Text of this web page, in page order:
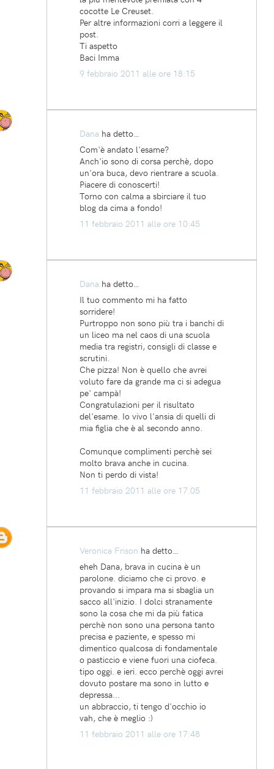
cocotte Le Creuset.
Per altre informazioni corri a leggere il
post.
Ti aspetto
Baci Imma
9 febbraio 2011 alle ore 18:15
Dana ha detto…
Com'è andato l'esame?
Anch'io sono di corsa perchè, dopo
un'ora buca, devo rientrare a scuola.
Piacere di conoscerti!
Torno con calma a sbirciare il tuo
blog da cima a fondo!
11 febbraio 2011 alle ore 10:45
Dana ha detto…
Il tuo commento mi ha fatto
sorridere!
Purtroppo non sono più tra i banchi di
un liceo ma nel caos di una scuola
media tra registri, consigli di classe e
scrutini.
Che pizza! Non è quello che avrei
voluto fare da grande ma ci si adegua
pe' campà!
Congratulazioni per il risultato
del'esame. Io vivo l'ansia di quelli di
mia figlia che è al secondo anno.
Comunque complimenti perchè sei
molto brava anche in cucina.
Non ti perdo di vista!
11 febbraio 2011 alle ore 17:05
Veronica Frison ha detto…
eheh Dana, brava in cucina è un
parolone. diciamo che ci provo. e
provando si impara ma si sbaglia un
sacco all'inizio. I dolci stranamente
sono la cosa che mi da più fatica
perchè non sono una persona tanto
precisa e paziente, e spesso mi
dimentico qualcosa di fondamentale
o pasticcio e viene fuori una ciofeca.
tipo oggi. e ieri. ecco perchè oggi avrei
dovuto postare ma sono in lutto e
depressa...
un abbraccio, ti tengo d'occhio io
vah, che è meglio :)
11 febbraio 2011 alle ore 17:48